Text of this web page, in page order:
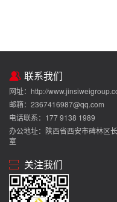
联系我们
网址：http://
邮箱：2367416987@qq.com
电话联系：177 9138 1989
办公地址：陕西省西安市碑林区
室
关注我们